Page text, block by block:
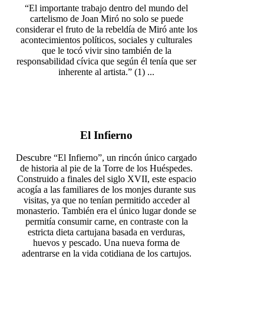
“El importante trabajo dentro del mundo del
cartelismo de Joan Miró no solo se puede
considerar el fruto de la rebeldía de Miró ante los
acontecimientos políticos, sociales y culturales
que le tocó vivir sino también de la
responsabilidad cívica que según él tenía que ser
inherente al artista.” (1) ...
El Infierno
Descubre “El Infierno”, un rincón único cargado
de historia al pie de la Torre de los Huéspedes.
Construido a finales del siglo XVII, este espacio
acogía a las familiares de los monjes durante sus
visitas, ya que no tenían permitido acceder al
monasterio. También era el único lugar donde se
permitía consumir carne, en contraste con la
estricta dieta cartujana basada en verduras,
huevos y pescado. Una nueva forma de
adentrarse en la vida cotidiana de los cartujos.